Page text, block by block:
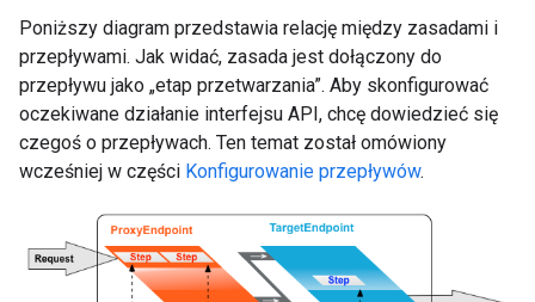
Poniższy diagram przedstawia relację między zasadami i
przepływami. Jak widać, zasada jest dołączony do
przepływu jako „etap przetwarzania”. Aby skonfigurować
oczekiwane działanie interfejsu API, chcę dowiedzieć się
czegoś o przepływach. Ten temat został omówiony
wcześniej w części Konfigurowanie przepływów.